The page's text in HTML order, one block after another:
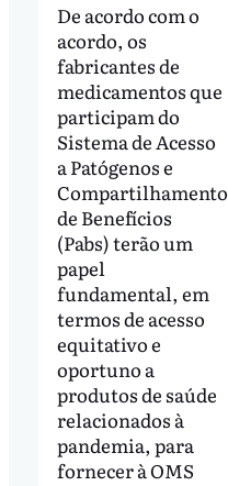
De acordo com o
acordo, os
fabricantes de
medicamentos que
participam do
Sistema de Acesso
a Patógenos e
Compartilhamento
de Benefícios
(Pabs) terão um
papel
fundamental, em
termos de acesso
equitativo e
oportuno a
produtos de saúde
relacionados à
pandemia, para
fornecer à OMS